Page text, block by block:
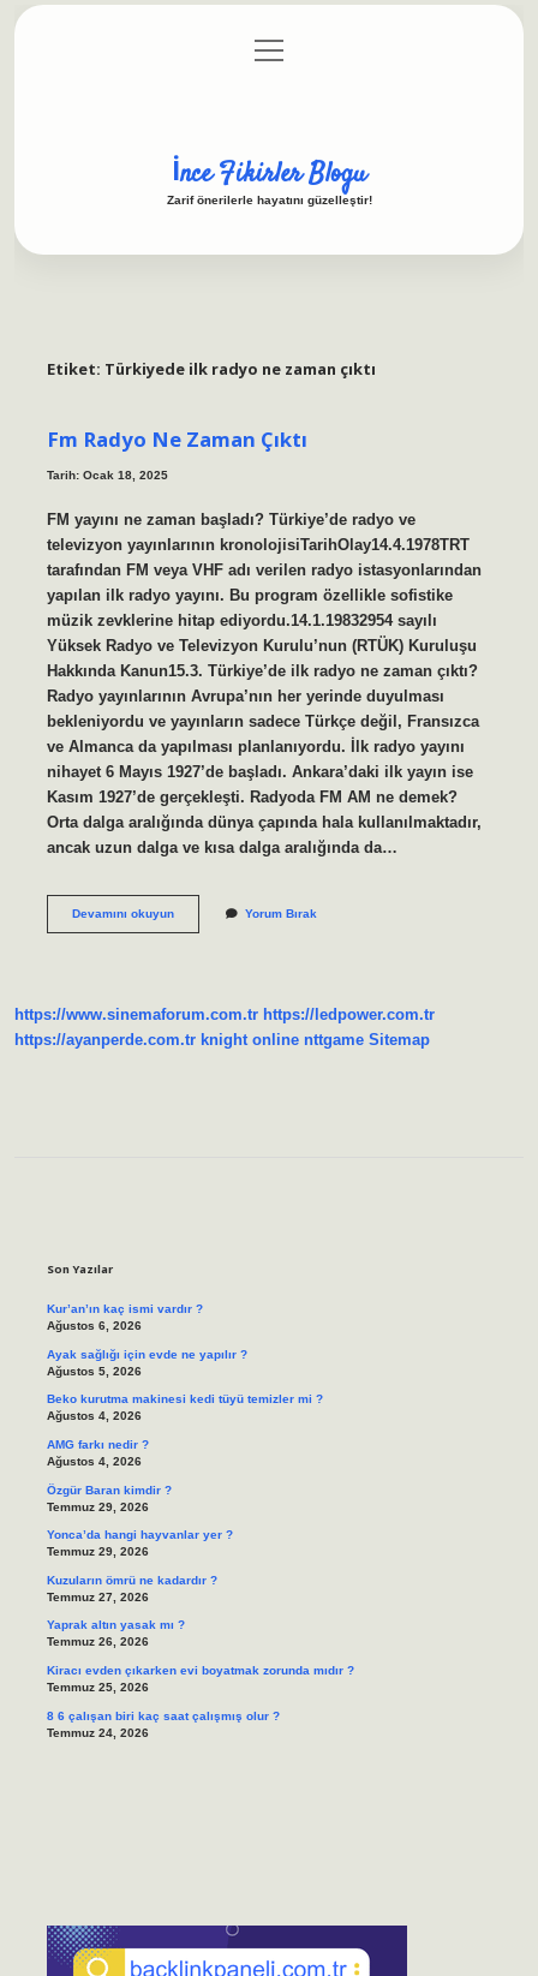
Gizlilik Politikası
menüyü
aç
İnce Fikirler Blogu
Zarif önerilerle hayatını güzelleştir!
Etiket: Türkiyede ilk radyo ne zaman çıktı
Fm Radyo Ne Zaman Çıktı
Tarih: Ocak 18, 2025
FM yayını ne zaman başladı? Türkiye’de radyo ve
televizyon yayınlarının kronolojisiTarihOlay14.4.1978TRT
tarafından FM veya VHF adı verilen radyo istasyonlarından
yapılan ilk radyo yayını. Bu program özellikle sofistike
müzik zevklerine hitap ediyordu.14.1.19832954 sayılı
Yüksek Radyo ve Televizyon Kurulu’nun (RTÜK) Kuruluşu
Hakkında Kanun15.3. Türkiye’de ilk radyo ne zaman çıktı?
Radyo yayınlarının Avrupa’nın her yerinde duyulması
bekleniyordu ve yayınların sadece Türkçe değil, Fransızca
ve Almanca da yapılması planlanıyordu. İlk radyo yayını
nihayet 6 Mayıs 1927’de başladı. Ankara’daki ilk yayın ise
Kasım 1927’de gerçekleşti. Radyoda FM AM ne demek?
Orta dalga aralığında dünya çapında hala kullanılmaktadır,
ancak uzun dalga ve kısa dalga aralığında da…
Devamını okuyunFm
Yorum Bırak
https://www.sinemaforum.com.tr https://ledpower.com.tr
https://ayanperde.com.tr knight online nttgame Sitemap
Son Yazılar
Kur’an’ın kaç ismi vardır ?
Ağustos 6, 2026
Ayak sağlığı için evde ne yapılır ?
Ağustos 5, 2026
Beko kurutma makinesi kedi tüyü temizler mi ?
Ağustos 4, 2026
AMG farkı nedir ?
Ağustos 4, 2026
Özgür Baran kimdir ?
Temmuz 29, 2026
Yonca’da hangi hayvanlar yer ?
Temmuz 29, 2026
Kuzuların ömrü ne kadardır ?
Temmuz 27, 2026
Yaprak altın yasak mı ?
Temmuz 26, 2026
Kiracı evden çıkarken evi boyatmak zorunda mıdır ?
Temmuz 25, 2026
8 6 çalışan biri kaç saat çalışmış olur ?
Temmuz 24, 2026